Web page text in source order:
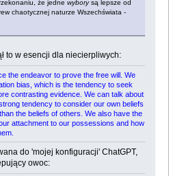
że jedne wyborysą lepsze od
chaotycznej naturze Wszechświata -
to w esencji dla niecierpliwych:
the endeavor to prove the free will. We
bias, which is the tendency to seek
contrasting evidence. We can talk about
tendency to consider our own beliefs
the beliefs of others. We also have the
attachment to our possessions and how
do 'mojej konfiguracji' ChatGPT,
owoc: